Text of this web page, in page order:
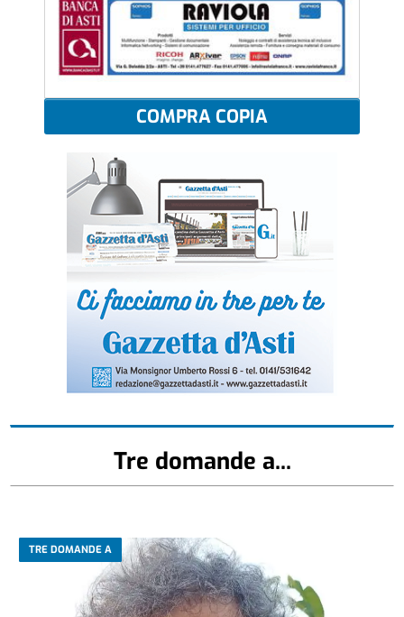
COMPRA COPIA
Tre domande a...
TRE DOMANDE A